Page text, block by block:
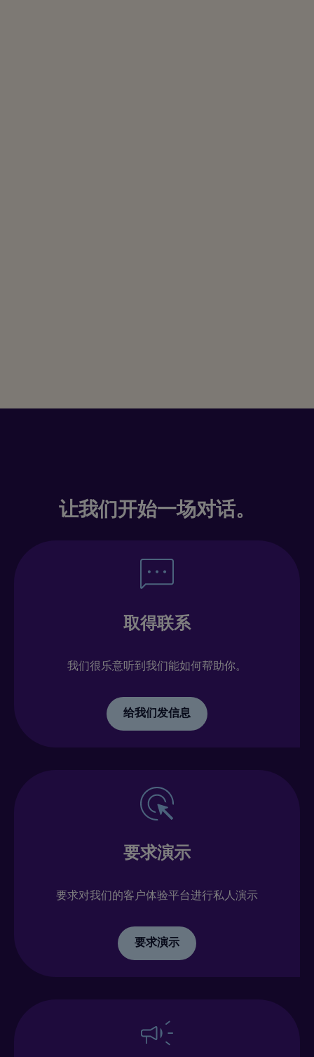
让我们开始一场对话。
取得联系
我们很乐意听到我们能如何帮助你。
给我们发信息
要求演示
要求对我们的客户体验平台进行私人演示
要求演示